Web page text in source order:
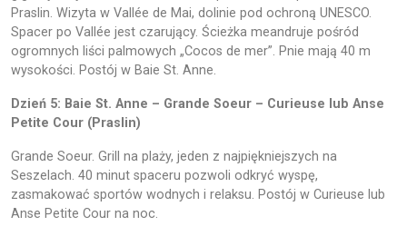
Praslin. Wizyta w Vallée de Mai, dolinie pod ochroną UNESCO.
Spacer po Vallée jest czarujący. Ścieżka meandruje pośród
ogromnych liści palmowych „Cocos de mer”. Pnie mają 40 m
wysokości. Postój w Baie St. Anne.
Dzień 5: Baie St. Anne – Grande Soeur – Curieuse lub Anse
Petite Cour (Praslin)
Grande Soeur. Grill na plaży, jeden z najpiękniejszych na
Seszelach. 40 minut spaceru pozwoli odkryć wyspę,
zasmakować sportów wodnych i relaksu. Postój w Curieuse lub
Anse Petite Cour na noc.